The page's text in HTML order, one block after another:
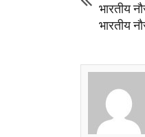
भारतीय
भारतीय